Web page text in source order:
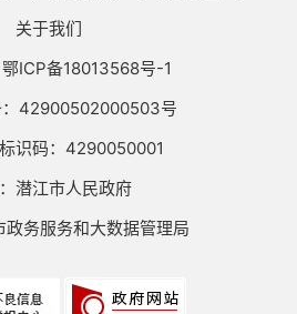
关于我们
ICP备18013568号-1
：42900502000503号
识码：4290050001
潜江市人民政府
政务服务和大数据管理局